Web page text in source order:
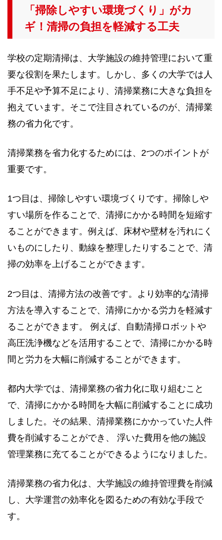
「掃除しやすい環境づくり」がカ
ギ！清掃の負担を軽減する工夫
学校の定期清掃は、大学施設の維持管理において重
要な役割を果たします。しかし、多くの大学では人
手不足や予算不足により、清掃業務に大きな負担を
抱えています。そこで注目されているのが、清掃業
務の省力化です。
清掃業務を省力化するためには、2つのポイントが
重要です。
1つ目は、掃除しやすい環境づくりです。掃除しや
すい場所を作ることで、清掃にかかる時間を短縮す
ることができます。例えば、床材や壁材を汚れにく
いものにしたり、動線を整理したりすることで、清
掃の効率を上げることができます。
2つ目は、清掃方法の改善です。より効率的な清掃
方法を導入することで、清掃にかかる労力を軽減す
ることができます。 例えば、自動清掃ロボットや
高圧洗浄機などを活用することで、清掃にかかる時
間と労力を大幅に削減することができます。
都内大学では、清掃業務の省力化に取り組むこと
で、清掃にかかる時間を大幅に削減することに成功
しました。その結果、清掃業務にかかっていた人件
費を削減することができ、 浮いた費用を他の施設
管理業務に充てることができるようになりました。
清掃業務の省力化は、大学施設の維持管理費を削減
し、大学運営の効率化を図るための有効な手段で
す。